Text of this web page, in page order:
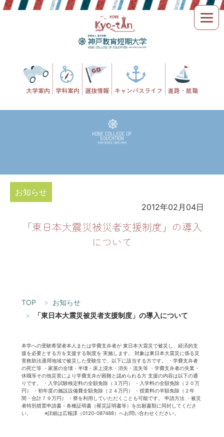
Skip
to
大学案内 学科案内 選抜情報 キャンパスライフ 進路・就職
お知らせ
2012年02月04日
「東日本大震災被災者支援制度」の導入
について
TOP
お知らせ
「東日本大震災被災者支援制度」の導入について
本学への受験希望者本人または学費支弁者が 東日本大震災で被災し、経済的支
援を必要とする方を支援する制度を 実施します。 対象は東日本大震災に係る災
害救助法適用地域で被災した受験生で、以下に該当する方です。 ・学費支弁者
の死亡等 ・家屋の全壊・半壊・床上浸水・消失・流失等 ・学費支弁者の失業・
休職等その他災害により学費支弁が困難と認められる方 支援の内容は以下の通
りです。 ・入学試験検定料の全額免除（３万円） ・入学料の全額免除（２０万
円） ・初年度の施設設備費全額免除（２４万円） ・授業料の半額免除（２年
間・合計７９万円） ・寮を利用していただくことも可能です。 申請方法 ・被災
者特別措置申請書・各種証明書（罹災証明書等）を出願書類に同封してくださ
い。 ※詳細は広報課（0120-087488）へお問い合わせください。